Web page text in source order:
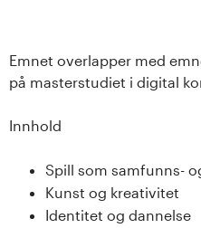
e
t
Emnet overlapper med
på masterstudiet i digital
Innhold
Spill som samfunns-
Kunst og kreativitet
Identitet og dannelse